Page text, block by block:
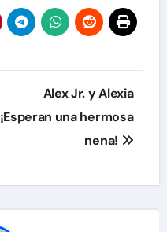
Alex Jr. y Alexia
¡Esperan una hermosa
nena!